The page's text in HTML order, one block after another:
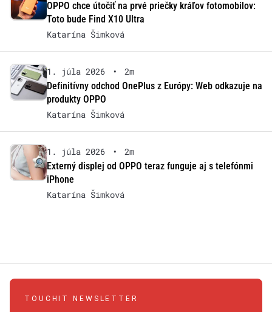
OPPO chce útočiť na prvé priečky kráľov fotomobilov:
Toto bude Find X10 Ultra
Katarína Šimková
1. júla 2026 •
2m
Definitívny odchod OnePlus z Európy: Web odkazuje na
produkty OPPO
Katarína Šimková
1. júla 2026 •
2m
Externý displej od OPPO teraz funguje aj s telefónmi
iPhone
Katarína Šimková
TOUCHIT NEWSLETTER